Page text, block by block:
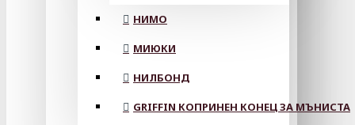
НИМО
МИЮКИ
НИЛБОНД
GRIFFIN КОПРИНЕН КОНЕЦ ЗА МЪНИСТА